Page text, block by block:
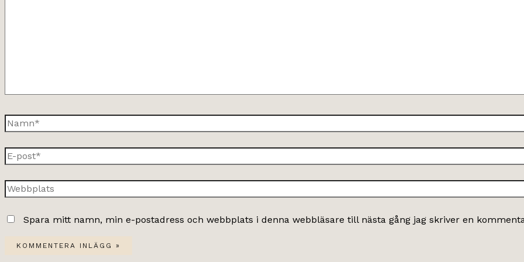
Namn*
E-
post*
Webbplats
Spara mitt namn, min e-postadress och webbplats i denna webbläsare till nästa gång jag skriver en